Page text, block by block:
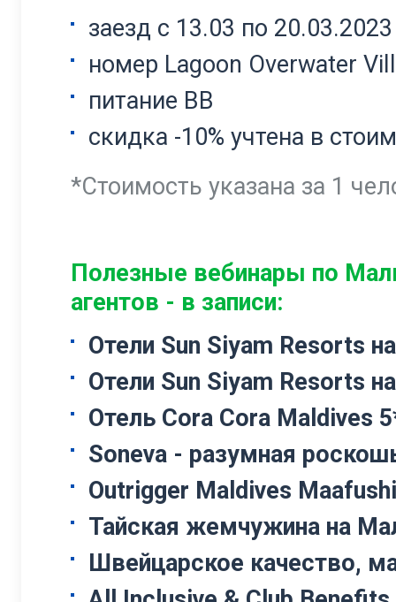
заезд с 13.03 по
номер Lagoon Overwater
питание ВВ
скидка -10% учтена в
*Стоимость указана за 1
Полезные вебинары по
агентов - в записи:
Отели Sun Siyam Resorts
Отели Sun Siyam Resorts
Отель Cora Cora Maldives
Soneva - разумная
Outrigger Maldives
Тайская жемчужина на
Швейцарское качество,